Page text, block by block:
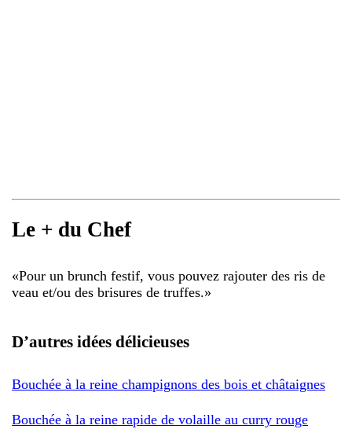
Le + du Chef
«Pour un brunch festif, vous pouvez rajouter des ris de
veau et/ou des brisures de truffes.»
D’autres idées délicieuses
Bouchée à la reine champignons des bois et châtaignes
Bouchée à la reine rapide de volaille au curry rouge